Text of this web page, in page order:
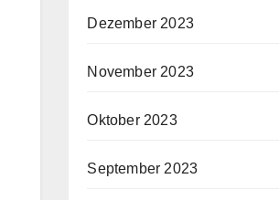
Dezember 2023
November 2023
Oktober 2023
September 2023